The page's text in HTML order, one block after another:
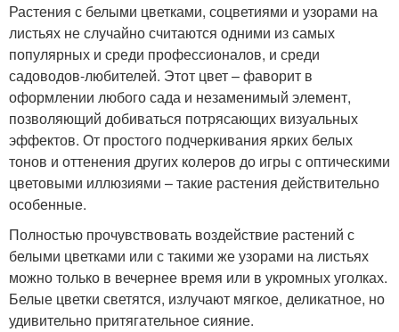
Растения с белыми цветками, соцветиями и узорами на
листьях не случайно считаются одними из самых
популярных и среди профессионалов, и среди
садоводов-любителей. Этот цвет – фаворит в
оформлении любого сада и незаменимый элемент,
позволяющий добиваться потрясающих визуальных
эффектов. От простого подчеркивания ярких белых
тонов и оттенения других колеров до игры с оптическими
цветовыми иллюзиями – такие растения действительно
особенные.
Полностью прочувствовать воздействие растений с
белыми цветками или с такими же узорами на листьях
можно только в вечернее время или в укромных уголках.
Белые цветки светятся, излучают мягкое, деликатное, но
удивительно притягательное сияние.